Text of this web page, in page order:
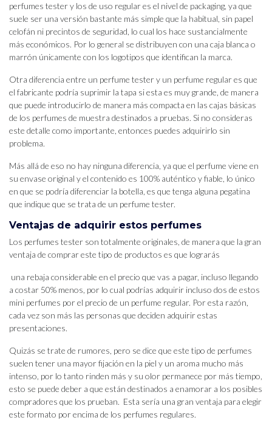
perfumes tester y los de uso regular es el nivel de packaging, ya que
suele ser una versión bastante más simple que la habitual, sin papel
celofán ni precintos de seguridad, lo cual los hace sustancialmente
más económicos. Por lo general se distribuyen con una caja blanca o
marrón únicamente con los logotipos que identifican la marca.
Otra diferencia entre un perfume tester y un perfume regular es que
el fabricante podría suprimir la tapa si esta es muy grande, de manera
que puede introducirlo de manera más compacta en las cajas básicas
de los perfumes de muestra destinados a pruebas. Si no consideras
este detalle como importante, entonces puedes adquirirlo sin
problema.
Más allá de eso no hay ninguna diferencia, ya que el perfume viene en
su envase original y el contenido es 100% auténtico y fiable, lo único
en que se podría diferenciar la botella, es que tenga alguna pegatina
que indique que se trata de un perfume tester.
Ventajas de adquirir estos perfumes
Los perfumes tester son totalmente originales, de manera que la gran
ventaja de comprar este tipo de productos es que lograrás
una rebaja considerable en el precio que vas a pagar, incluso llegando
a costar 50% menos, por lo cual podrías adquirir incluso dos de estos
mini perfumes por el precio de un perfume regular. Por esta razón,
cada vez son más las personas que deciden adquirir estas
presentaciones.
Quizás se trate de rumores, pero se dice que este tipo de perfumes
suelen tener una mayor fijación en la piel y un aroma mucho más
intenso, por lo tanto rinden más y su olor permanece por más tiempo,
esto se puede deber a que están destinados a enamorar a los posibles
compradores que los prueban. Esta sería una gran ventaja para elegir
este formato por encima de los perfumes regulares.